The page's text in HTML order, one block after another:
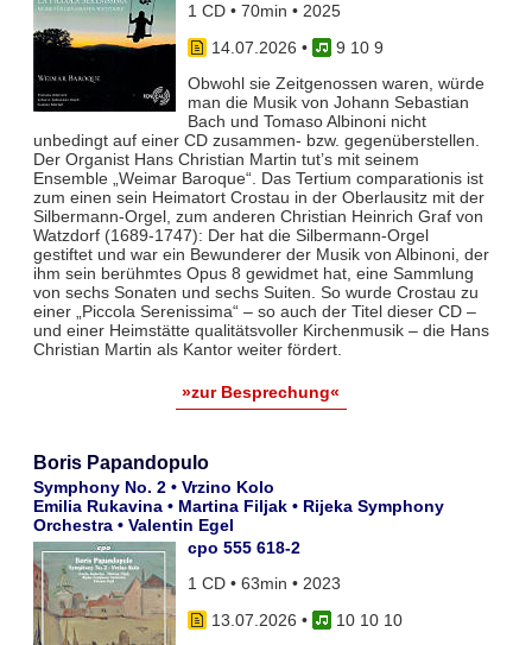
1 CD • 70min • 2025
14.07.2026 •
9 10 9
Obwohl sie Zeitgenossen waren, würde
man die Musik von Johann Sebastian
Bach und Tomaso Albinoni nicht
unbedingt auf einer CD zusammen- bzw. gegenüberstellen.
Der Organist Hans Christian Martin tut’s mit seinem
Ensemble „Weimar Baroque“. Das Tertium comparationis ist
zum einen sein Heimatort Crostau in der Oberlausitz mit der
Silbermann-Orgel, zum anderen Christian Heinrich Graf von
Watzdorf (1689-1747): Der hat die Silbermann-Orgel
gestiftet und war ein Bewunderer der Musik von Albinoni, der
ihm sein berühmtes Opus 8 gewidmet hat, eine Sammlung
von sechs Sonaten und sechs Suiten. So wurde Crostau zu
einer „Piccola Serenissima“ – so auch der Titel dieser CD –
und einer Heimstätte qualitätsvoller Kirchenmusik – die Hans
Christian Martin als Kantor weiter fördert.
»zur Besprechung«
Boris Papandopulo
Symphony No. 2 • Vrzino Kolo
Emilia Rukavina • Martina Filjak • Rijeka Symphony
Orchestra • Valentin Egel
cpo 555 618-2
1 CD • 63min • 2023
13.07.2026 •
10 10 10